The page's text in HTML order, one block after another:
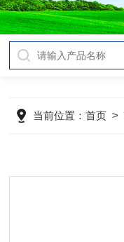
当前位置：首页 >